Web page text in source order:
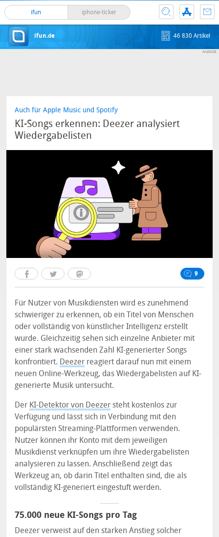
ifun iphone-ticker
ifun.de 46 830 Artikel
Auch für Apple Music und Spotify
KI-Songs erkennen: Deezer analysiert
Wiedergabelisten
9
Für Nutzer von Musikdiensten wird es zunehmend
schwieriger zu erkennen, ob ein Titel von Menschen
oder vollständig von künstlicher Intelligenz erstellt
wurde. Gleichzeitig sehen sich einzelne Anbieter mit
einer stark wachsenden Zahl KI-generierter Songs
konfrontiert. Deezer reagiert darauf nun mit einem
neuen Online-Werkzeug, das Wiedergabelisten auf KI-
generierte Musik untersucht.
Der KI-Detektor von Deezer steht kostenlos zur
Verfügung und lässt sich in Verbindung mit den
populärsten Streaming-Plattformen verwenden.
Nutzer können ihr Konto mit dem jeweiligen
Musikdienst verknüpfen um ihre Wiedergabelisten
analysieren zu lassen. Anschließend zeigt das
Werkzeug an, ob darin Titel enthalten sind, die als
vollständig KI-generiert eingestuft werden.
75.000 neue KI-Songs pro Tag
Deezer verweist auf den starken Anstieg solcher